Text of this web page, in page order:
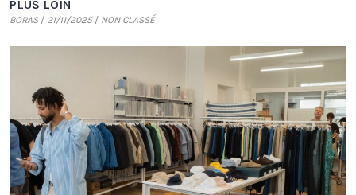
PLUS LOIN
BORAS 21/11/2025 NON CLASSÉ